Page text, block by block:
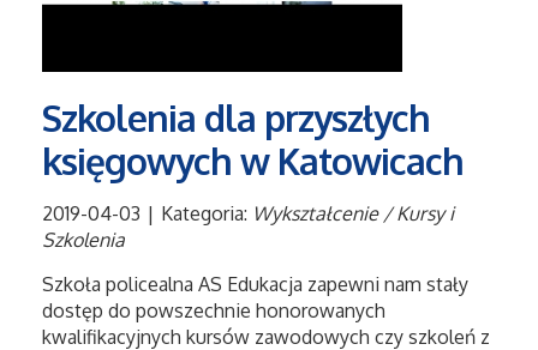
Usługi Motoryzacyjne
Salony, Komisy
Agencje Reklamowe
Szkolenia dla przyszłych
księgowych w Katowicach
2019-04-03 | Kategoria: Wykształcenie / Kursy i
Szkolenia
Szkoła policealna AS Edukacja zapewni nam stały
dostęp do powszechnie honorowanych
kwalifikacyjnych kursów zawodowych czy szkoleń z